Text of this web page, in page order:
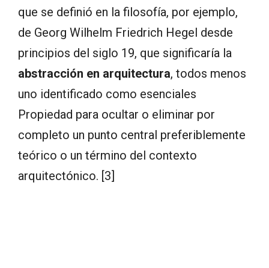
que se definió en la filosofía, por ejemplo,
de Georg Wilhelm Friedrich Hegel desde
principios del siglo 19, que significaría la
abstracción en arquitectura, todos menos
uno identificado como esenciales
Propiedad para ocultar o eliminar por
completo un punto central preferiblemente
teórico o un término del contexto
arquitectónico. [3]